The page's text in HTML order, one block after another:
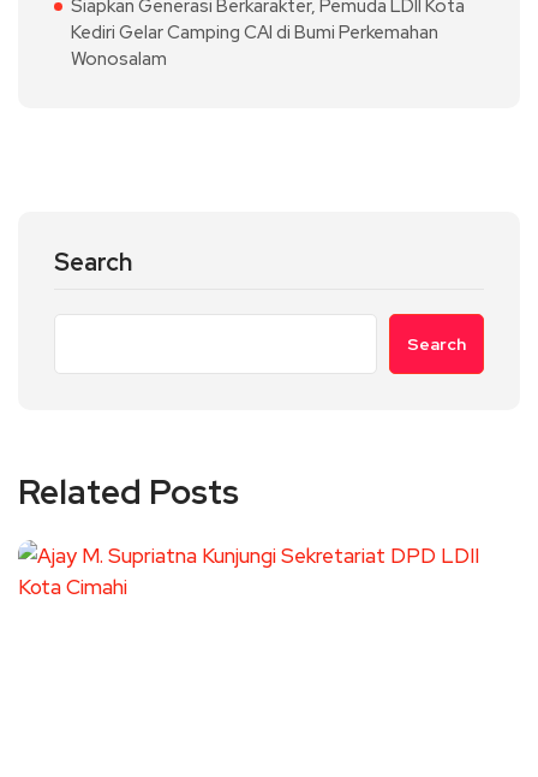
Siapkan Generasi Berkarakter, Pemuda LDII Kota
Kediri Gelar Camping CAI di Bumi Perkemahan
Wonosalam
Search
Search
Related Posts